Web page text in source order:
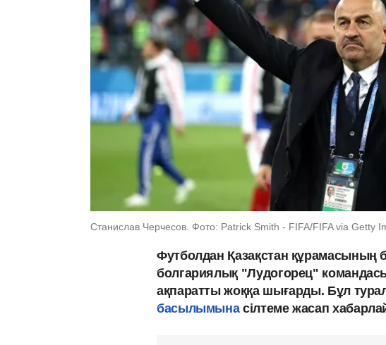
Станислав Черчесов. Фото: Patrick Smith - FIFA/FIFA via Getty
Футболдан Қазақстан құрамасының
болгариялық "Лудогорец"
ақпаратты жоққа шығарды. Бұл
басылымынасілтеме жасап